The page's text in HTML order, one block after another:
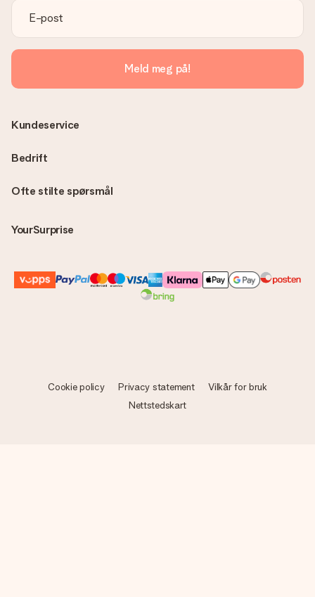
fakturaen i bekreftelsesmeldingen og du kan alltid finne den
på din MySurprise-konto. Dette betyr at du enkelt og trygt
Meld meg på!
Ofte stilte spørsmål
YourSurprise
Kundeservice
Bedrift
Cookie policy Privacy statement
Vilkår for bruk
Nettstedskart